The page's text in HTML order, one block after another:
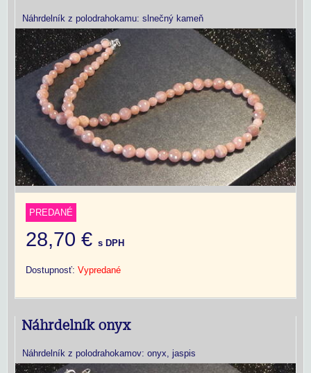
Náhrdelník z polodrahokamu: slnečný kameň
PREDANÉ
28,70 € s DPH
Dostupnosť: Vypredané
Náhrdelník onyx
Náhrdelník z polodrahokamov: onyx, jaspis